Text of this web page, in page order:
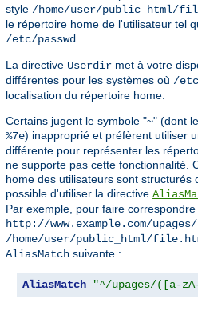
style /home/user/public_html/
le répertoire home de l'utilisateur tel
/etc/passwd
La directive Userdir met à votre
différentes pour les systèmes où /
localisation du répertoire home.
Certains jugent le symbole "~" (dont
%7e) inapproprié et préfèrent utiliser
différente pour représenter les
ne supporte pas cette fonctionnalité.
home des utilisateurs sont structurés
possible d'utiliser la directive
Par exemple, pour faire correspondre
http://www.example.com/
/home/user/public_html/
AliasMatch suivante :
AliasMatch "^/upages/([a-